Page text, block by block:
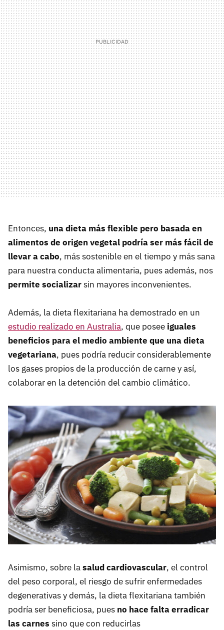
Entonces, una dieta más flexible pero basada en
alimentos de origen vegetal podría ser más fácil de
llevar a cabo, más sostenible en el tiempo y más sana
para nuestra conducta alimentaria, pues además, nos
permite socializarsin mayores inconvenientes.
Además, la dieta flexitariana ha demostrado en un
estudio realizado en Australia, que posee iguales
beneficios para el medio ambiente que una dieta
vegetariana, pues podría reducir considerablemente
los gases propios de la producción de carne y así,
colaborar en la detención del cambio climático.
Asimismo, sobre lasalud cardiovascular, el control
del peso corporal, el riesgo de sufrir enfermedades
degenerativas y demás, la dieta flexitariana también
podría ser beneficiosa, pues no hace falta erradicar
las carnes sino que con reducirlas